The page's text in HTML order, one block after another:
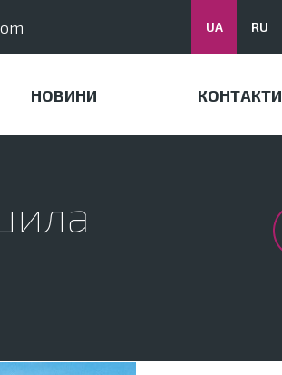
UA RU
НОВИНИ КОНТАКТИ